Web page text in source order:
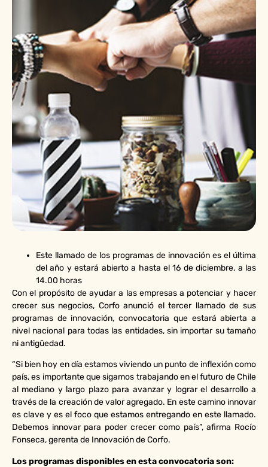
Este llamado de los programas de innovación es el última
del año y estará abierto a hasta el 16 de diciembre, a las
14.00 horas
Con el propósito de ayudar a las empresas a potenciar y hacer
crecer sus negocios, Corfo anunció el tercer llamado de sus
programas de innovación, convocatoria que estará abierta a
nivel nacional para todas las entidades, sin importar su tamaño
ni antigüedad.
“Si bien hoy en día estamos viviendo un punto de inflexión como
país, es importante que sigamos trabajando en el futuro de Chile
al mediano y largo plazo para avanzar y lograr el desarrollo a
través de la creación de valor agregado. En este camino innovar
es clave y es el foco que estamos entregando en este llamado.
Debemos innovar para poder crecer como país”, afirma Rocío
Fonseca, gerenta de Innovación de Corfo.
Los programas disponibles en esta convocatoria son: